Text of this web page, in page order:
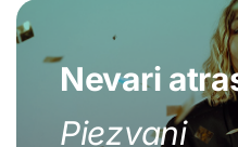
Nevari
Piezvani